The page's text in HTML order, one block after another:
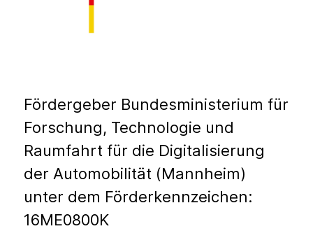
Fördergeber Bundesministerium für
Forschung, Technologie und
Raumfahrt für die Digitalisierung
der Automobilität (Mannheim)
unter dem Förderkennzeichen:
16ME0800K